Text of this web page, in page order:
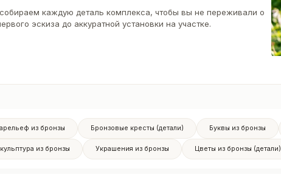
каждую деталь комплекса, чтобы вы не переживали о
эскиза до аккуратной установки на участке.
из бронзы Бронзовые кресты (детали) Буквы из бронзы
из бронзы Украшения из бронзы Цветы из бронзы (детали)